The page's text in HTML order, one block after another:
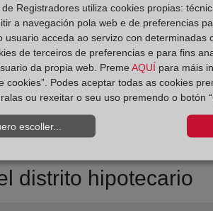
Datos
distrito hipotecario
de Registradores utiliza cookies propias:
a navegación pola web e de preferencias
usuario acceda ao servizo con determinadas
de terceiros de preferencias e para fins
da propia web. Preme AQUÍ para máis
cookies”. Podes aceptar todas as cookies
ou rexeitar o seu uso premendo o botón
escoller...